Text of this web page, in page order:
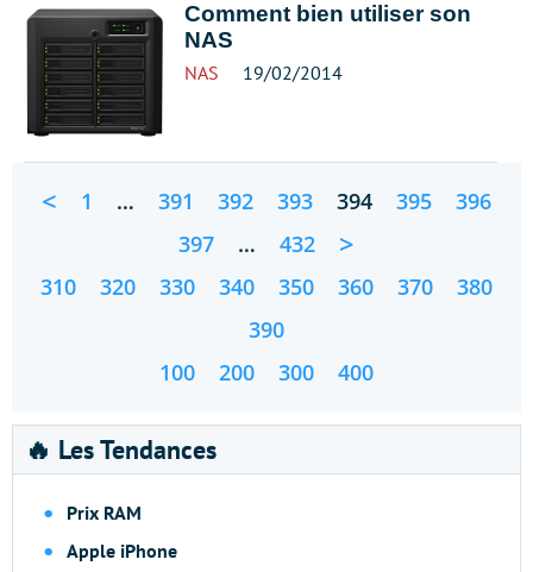
Comment bien utiliser son
NAS
NAS 19/02/2014
< 1 … 391 392 393 394 395
396
397
… 432 >
310 320 330 340 350 360 370
380
390
100
200 300 400
🔥 Les Tendances
Prix RAM
Apple iPhone